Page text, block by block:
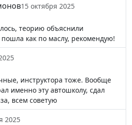
15 октября 2025
теорию объяснили
как по маслу, рекомендую!
инструктора тоже. Вообще
именно эту автошколу, сдал
всем советую
2025